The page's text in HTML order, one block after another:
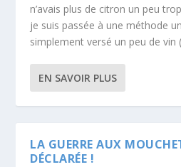
n’avais plus de citron un peu
je suis passée à une méthode
simplement versé un peu de vin
EN SAVOIR PLUS
LA GUERRE AUX
DÉCLARÉE !